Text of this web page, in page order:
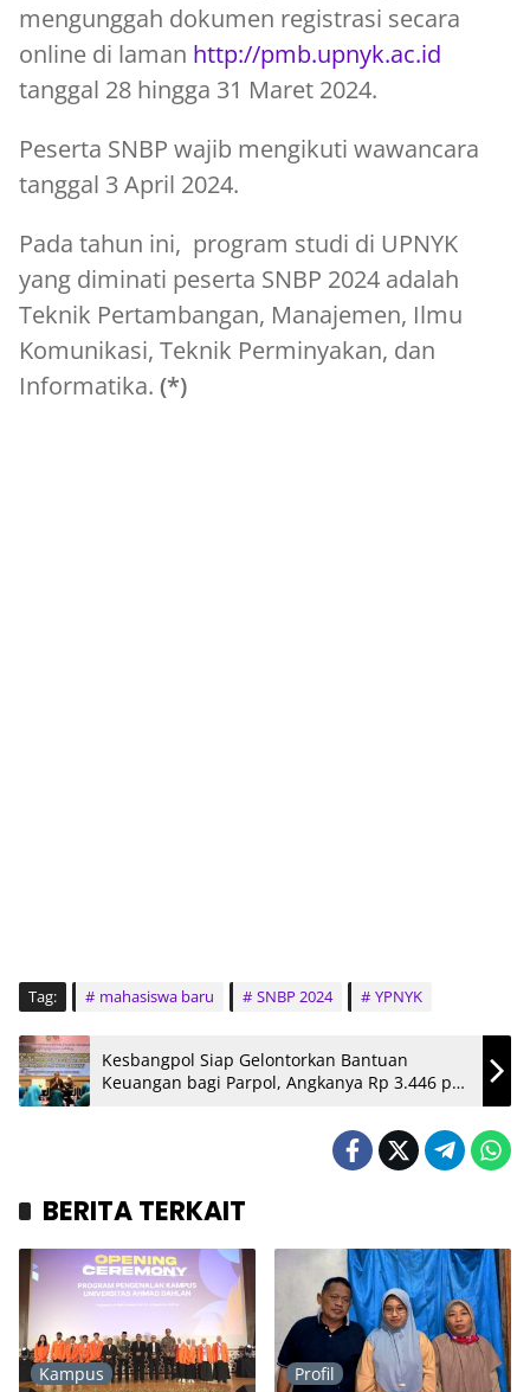
mengunggah dokumen registrasi secara
online di laman http://pmb.upnyk.ac.id
tanggal 28 hingga 31 Maret 2024.
Peserta SNBP wajib mengikuti wawancara
tanggal 3 April 2024.
Pada tahun ini, program studi di UPNYK
yang diminati peserta SNBP 2024 adalah
Teknik Pertambangan, Manajemen, Ilmu
Komunikasi, Teknik Perminyakan, dan
Informatika. (*)
Tag: mahasiswa baru SNBP 2024 YPNYK
Kesbangpol Siap Gelontorkan Bantuan
Keuangan bagi Parpol, Angkanya Rp 3.446 per
BERITA TERKAIT
Kampus Profil